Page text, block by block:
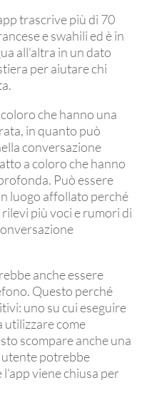
trascrive più di 70
e swahili ed è in
all'altra in un dato
per aiutare chi
che hanno una
in quanto può
conversazione
a coloro che hanno
Può essere
luogo affollato perché
più voci e rumori di
anche essere
Questo perché
uno su cui eseguire
utilizzare come
scompare anche una
potrebbe
viene chiusa per